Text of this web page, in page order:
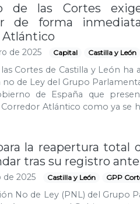
de las Cortes
de forma
Atlántico
de 2025 Capital Castilla y León
Cortes de Castilla y León
de Ley del Grupo
de España que
Atlántico como ya se
la reapertura total
tras su registro
de 2025 Castilla y León GPP
No de Ley (PNL) del Grupo